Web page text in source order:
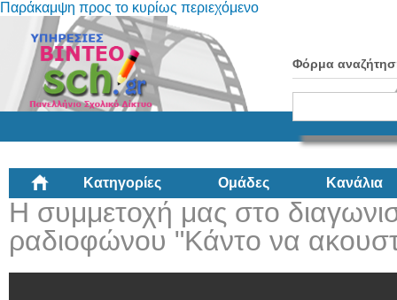
Παράκαμψη προς το κυρίως περιεχόμενο
Φόρμα
Κατηγορίες Ομάδες Κανάλια
Η συμμετοχή μας στο
ραδιοφώνου "Κάντο να